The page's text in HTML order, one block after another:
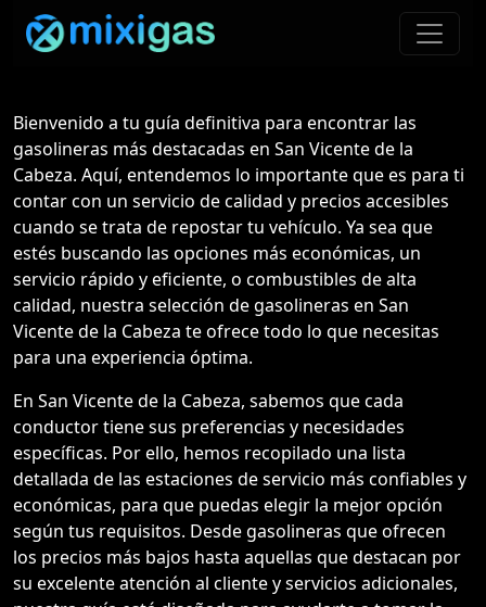
Bienvenido a tu guía definitiva para encontrar las
gasolineras más destacadas en San Vicente de la
Cabeza. Aquí, entendemos lo importante que es para ti
contar con un servicio de calidad y precios accesibles
cuando se trata de repostar tu vehículo. Ya sea que
estés buscando las opciones más económicas, un
servicio rápido y eficiente, o combustibles de alta
calidad, nuestra selección de gasolineras en San
Vicente de la Cabeza te ofrece todo lo que necesitas
para una experiencia óptima.
En San Vicente de la Cabeza, sabemos que cada
conductor tiene sus preferencias y necesidades
específicas. Por ello, hemos recopilado una lista
detallada de las estaciones de servicio más confiables y
económicas, para que puedas elegir la mejor opción
según tus requisitos. Desde gasolineras que ofrecen
los precios más bajos hasta aquellas que destacan por
su excelente atención al cliente y servicios adicionales,